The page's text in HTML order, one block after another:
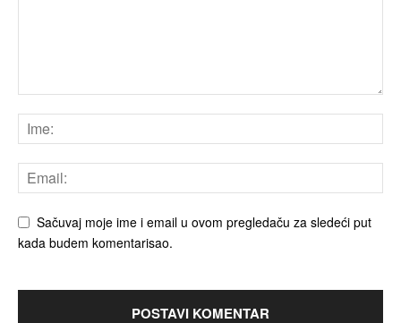
Sačuvaj moje ime i email u ovom pregledaču za sledeći put
kada budem komentarisao.